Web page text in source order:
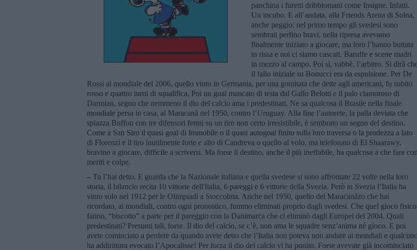
panchina i furetti dribblomani come Insigne. Infatti.
Un incubo. E all’andata, alla Friends Arena di Solna,
anche peggio: nel primo tempo gli svedesi sono
sembrati perfino bravi, nella ripresa avevamo
finalmente iniziato a giocare, ma loro l’hanno buttata
in rissa e noi ci siamo cascati. Baruffe e scene madri
in mezzo al campo. Poi sì, vabbè, l’arbitro. Si dirà
il fallo iniziale su Bonucci era da espulsione. Per De
Rossi al mondiale del 2006, quello vinto in Germania, per una gomitata che dette agli americani, fu subito
rosso e quattro turni di squalifica. Poi un goal mancato di testa dal Gallo Belotti e il palo clamoroso di
Darmian, segno che nemmeno il dio del calcio ama i predestinati. Ne sa qualcosa il Brasile nella finale
mondiale persa in casa, al Maracanã nel 1950, contro l‘Uruguay. Alla fine l’autorete, la palla deviata che
spiazza Buffon con tre difensori fermi su un tiro non certo irresistibile, è sembrato un segno del destino.
Come a San Siro il quasi goal di Immobile o il quasi autogoal finito sulla loro traversa o la prodezza a lato
di Florenzi e il tiro inutilmente forte e alto di Candreva o quello al volo, ma telefonato di El Shaarawy,
bravino a giocare, difficile a scriversi. Ma forse il destino, anche il più ineffabile, ha qualcosa a che fare con
meriti e colpe.
– Tu l’hai detto. E guarda che la Nazionale italiana e quella svedese si sono affrontate 22 volte nella loro
storia, il bilancio recita 10 vittorie dell'Italia, 6 pareggi e 6 vittorie della Svezia. Però in Svezia l’Italia ha
vinto solo nel 1912 per le Olimpiadi a Stoccolma. Anche nel 1950, quello del Maracanãzo che hai
ricordato, ai mondiali, contro ogni pronostico, fummo eliminati proprio dagli svedesi. Che quel gioco fisico
fanno, “biscotto” a parte per il pareggio con la Danimarca che ci eliminò dagli Europei del 2004. Quali
predestinati? Presunti tali, forse. Il dio del calcio, se c’è, non ama le squadre senz’anima né gioco. E poi
avete cominciato a perdere da quando avete detto che l’Italia non poteva non andare ai mondiali e qualcuno
ha addirittura evocato l’Apocalisse! Per forza il dio del calcio vi ha punito. Forse avevate già incominciato